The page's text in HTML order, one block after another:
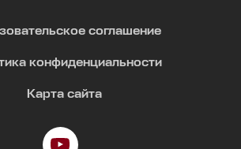
соглашение
конфиденциальности
Карта сайта